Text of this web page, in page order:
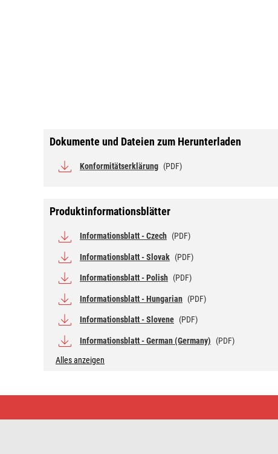
Dokumente und Dateien zum Herunterladen
Konformitätserklärung (PDF)
Produktinformationsblätter
Informationsblatt - Czech (PDF)
Informationsblatt - Slovak (PDF)
Informationsblatt - Polish (PDF)
Informationsblatt - Hungarian (PDF)
Informationsblatt - Slovene (PDF)
Informationsblatt - German (Germany) (PDF)
Alles anzeigen
Classic